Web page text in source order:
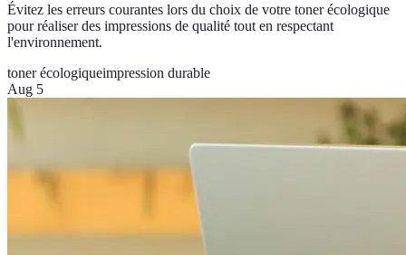
Évitez les erreurs courantes lors du choix de votre toner écologique
pour réaliser des impressions de qualité tout en respectant
l'environnement.
toner écologiqueimpression durable
Aug 5